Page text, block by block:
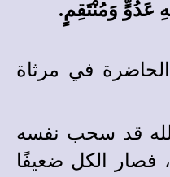
عَدُوٍّ وَمُنْتَقِمٍ.
في مرثاة
قد سحب نفسه
الكل ضعيفًا